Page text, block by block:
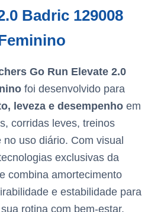
Badric 129008
Go Run Elevate 2.0
foi desenvolvido para
leveza e desempenhoem
corridas leves, treinos
no uso diário. Com visual
exclusivas da
combina amortecimento
e estabilidade para
rotina com bem-estar.